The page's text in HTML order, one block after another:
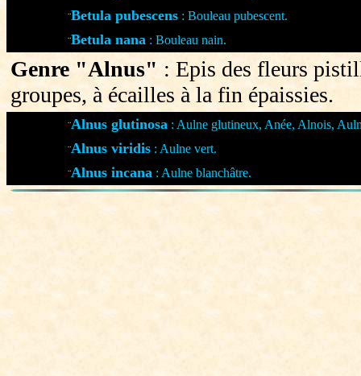
¨Betula pubescens : Bouleau pubescent.
¨Betula nana : Bouleau nain.
Genre "Alnus" : Epis des fleurs
groupes, à écailles à la fin épaissies.
¨Alnus glutinosa : Aulne glutineux, Anée, Alnois,
¨Alnus viridis : Aulne vert.
¨Alnus incana : Aulne blanchâtre.